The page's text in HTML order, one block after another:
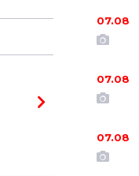
07.08
07.08
07.08